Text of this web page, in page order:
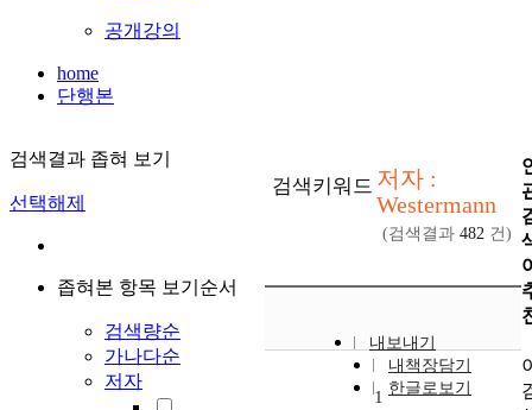
공개강의
home
단행본
검색결과 좁혀 보기
선택해제
좁혀본 항목 보기순서
검색량순
가나다순
저자
검색키워드 저자 :
Westermann
(검색결과 482 건)
내보내기
내책장담기
한글로보기
1